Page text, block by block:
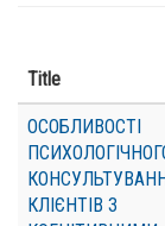
Title
ОСОБЛИВОСТІ
КЛІЄНТІВ З